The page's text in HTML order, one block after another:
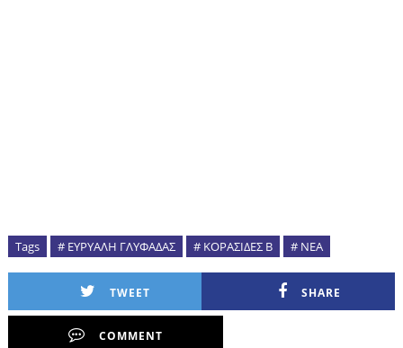
Tags # ΕΥΡΥΑΛΗ ΓΛΥΦΑΔΑΣ # ΚΟΡΑΣΙΔΕΣ Β # ΝΕΑ
TWEET SHARE
COMMENT